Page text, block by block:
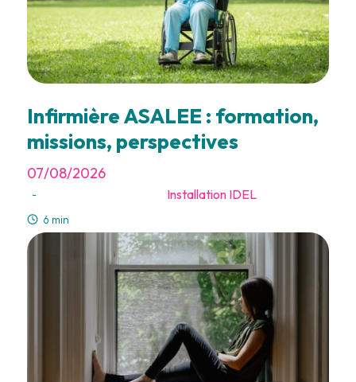
Infirmière ASALEE : formation,
missions, perspectives
07/08/2026
- Installation IDEL
6 min